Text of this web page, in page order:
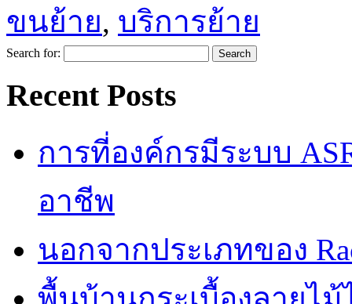
ขนย้าย, บริการย้าย
Search for:
Recent Posts
การที่องค์กรมีระบบ
อาชีพ
นอกจากประเภทของ